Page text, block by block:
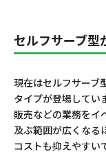
セルフサーブ型
現在はセルフサーブ
タイプが登場してい
販売などの業務をイ
及ぶ範囲が広くなる
コストも抑えやすい